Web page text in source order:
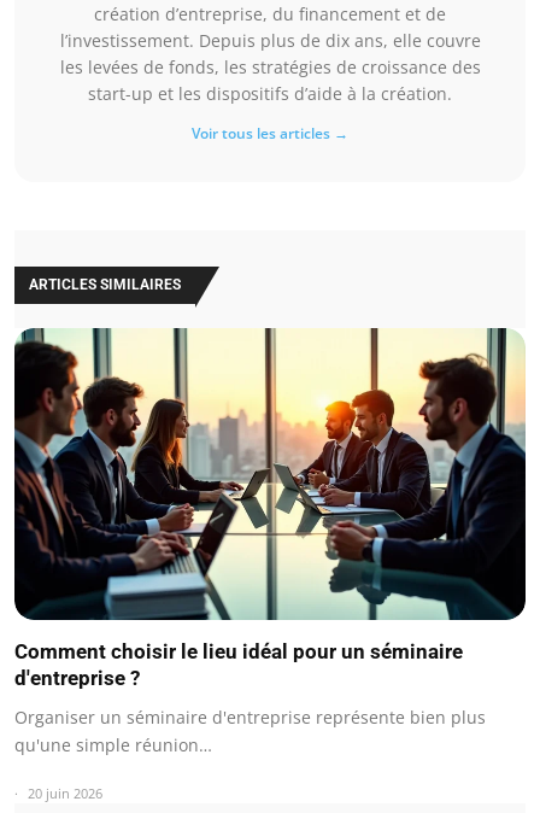
création d’entreprise, du financement et de
l’investissement. Depuis plus de dix ans, elle couvre
les levées de fonds, les stratégies de croissance des
start-up et les dispositifs d’aide à la création.
Voir tous les articles →
ARTICLES SIMILAIRES
Comment choisir le lieu idéal pour un séminaire
d'entreprise ?
Organiser un séminaire d'entreprise représente bien plus
qu'une simple réunion…
20 juin 2026